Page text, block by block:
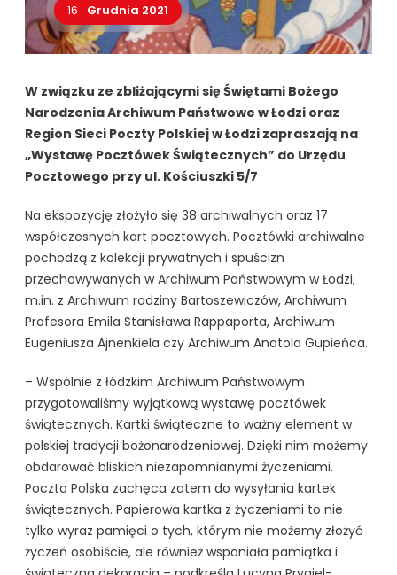
16 Grudnia 2021
W związku ze zbliżającymi się Świętami Bożego
Narodzenia Archiwum Państwowe w Łodzi oraz
Region Sieci Poczty Polskiej w Łodzi zapraszają na
„Wystawę Pocztówek Świątecznych” do Urzędu
Pocztowego przy ul. Kościuszki 5/7
Na ekspozycję złożyło się 38 archiwalnych oraz 17
współczesnych kart pocztowych. Pocztówki archiwalne
pochodzą z kolekcji prywatnych i spuścizn
przechowywanych w Archiwum Państwowym w Łodzi,
m.in. z Archiwum rodziny Bartoszewiczów, Archiwum
Profesora Emila Stanisława Rappaporta, Archiwum
Eugeniusza Ajnenkiela czy Archiwum Anatola Gupieńca.
– Wspólnie z łódzkim Archiwum Państwowym
przygotowaliśmy wyjątkową wystawę pocztówek
świątecznych. Kartki świąteczne to ważny element w
polskiej tradycji bożonarodzeniowej. Dzięki nim możemy
obdarować bliskich niezapomnianymi życzeniami.
Poczta Polska zachęca zatem do wysyłania kartek
świątecznych. Papierowa kartka z życzeniami to nie
tylko wyraz pamięci o tych, którym nie możemy złożyć
życzeń osobiście, ale również wspaniała pamiątka i